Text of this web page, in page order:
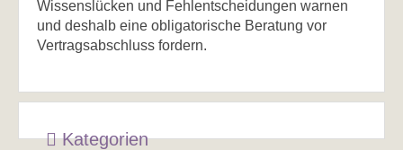
Wissenslücken und Fehlentscheidungen warnen
und deshalb eine obligatorische Beratung vor
Vertragsabschluss fordern.
Kategorien